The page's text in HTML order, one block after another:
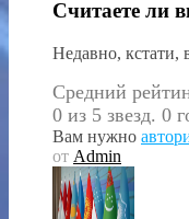
Считаете ли
Недавно, кстати,
Средний
0 из 5 звезд. 0
Вам нужно
от Admin